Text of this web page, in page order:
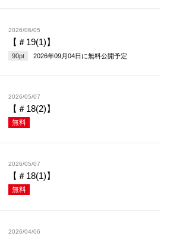
2026/06/05
【＃19(1)】
90pt 2026年09月04日 に無料公開予定
2026/05/07
【＃18(2)】
無料
2026/05/07
【＃18(1)】
無料
2026/04/06